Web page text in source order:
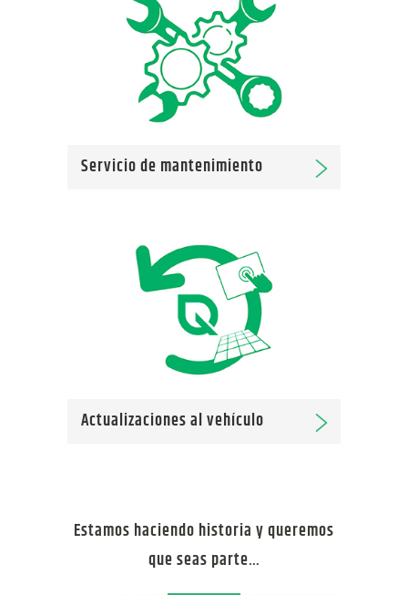
Servicio de mantenimiento
Actualizaciones al vehículo
Estamos haciendo historia y queremos
que seas parte…